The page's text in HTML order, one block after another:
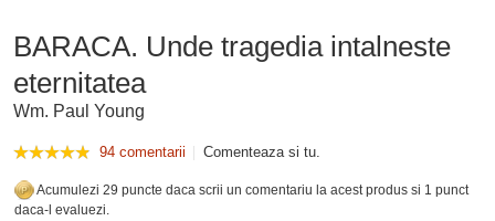
BARACA. Unde tragedia intalneste
eternitatea
Wm. Paul Young
94 comentarii Comenteaza si tu.
Acumulezi 29 puncte daca scrii un comentariu la acest produs si 1 punct
daca-l evaluezi.